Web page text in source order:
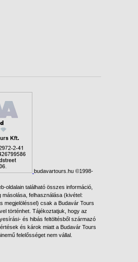
budavartours.hu ©1998-
oldalain található összes információ,
másolása, felhasználása (kivétel:
megjelöléssel) csak a Budavár Tours
történhet. Tájékoztatjuk, hogy az
és hibás feltöltésből származó
és károk miatt a Budavár Tours
felelősséget nem vállal.